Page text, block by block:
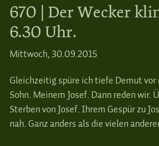
670 | Der Wecker
6.30 Uhr.
Mittwoch, 30.09.2015
Gleichzeitig spüre ich tiefe Demut
Sohn. Meinem Josef. Dann reden wir.
Sterben von Josef. Ihrem Gespür zu
nah. Ganz anders als die vielen